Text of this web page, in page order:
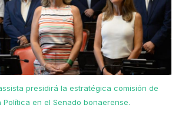
presidirá la estratégica comisión de
Política en el Senado bonaerense.